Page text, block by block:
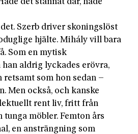
det stannat där, hade
Szerb driver skoningslöst
hjälte. Mihály vill bara
Som en mytisk
aldrig lyckades erövra,
retsamt som hon sedan –
Men också, och kanske
rent liv, fritt från
tunga möbler. Femton års
en ansträngning som